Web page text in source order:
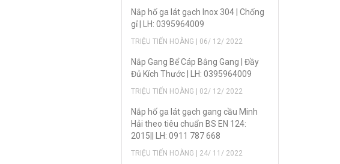
Nắp hố ga lát gạch Inox 304 | Chống
gỉ | LH: 0395964009
TRIỆU TIẾN HOÀNG | 06/ 12/ 2022
Nắp Gang Bể Cáp Bằng Gang | Đầy
Đủ Kích Thước | LH: 0395964009
TRIỆU TIẾN HOÀNG | 02/ 12/ 2022
Nắp hố ga lát gạch gang cầu Minh
Hải theo tiêu chuẩn BS EN 124:
2015|| LH: 0911 787 668
TRIỆU TIẾN HOÀNG | 24/ 11/ 2022